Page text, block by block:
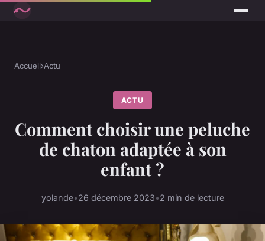
Accueil›Actu
ACTU
Comment choisir une peluche
de chaton adaptée à son
enfant ?
yolande•26 décembre 2023•2 min de lecture